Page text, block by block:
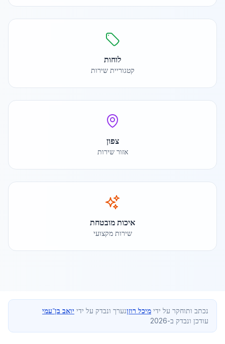
לוחות
קטגוריית שירות
צפון
אזור שירות
איכות מובטחת
שירות מקצועי
נכתב ותוחקר על ידי מיכל רוזןנערך ונבדק על ידי יואב בן־עמי
עודכן ונבדק ב-2026